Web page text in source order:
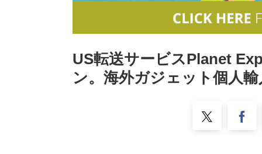
US転送サービスPlanet
ン。海外ガジェット個人